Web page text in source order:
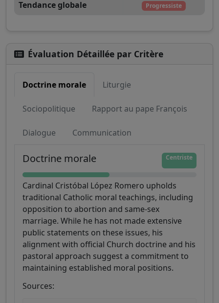
Tendance globale Progressiste
Évaluation Détaillée par Critère
Doctrine morale Liturgie
Sociopolitique Rapport au pape François
Dialogue Communication
Doctrine morale Centriste
Cardinal Cristóbal López Romero upholds
traditional Catholic moral teachings, including
opposition to abortion and same-sex
marriage. While he has not made extensive
public statements on these issues, his
alignment with official Church doctrine and his
pastoral approach suggest a commitment to
maintaining established moral positions.
Sources: